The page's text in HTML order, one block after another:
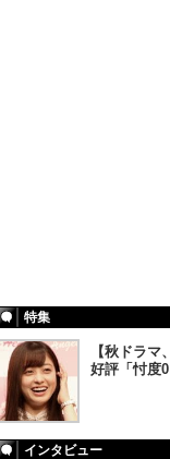
特集
【秋ドラ
好評「忖度
インタビュー